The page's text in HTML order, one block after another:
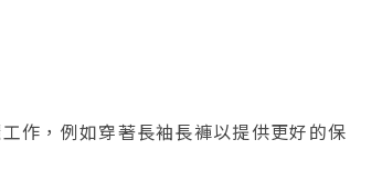
作，例如穿著長袖長褲以提供更好的保